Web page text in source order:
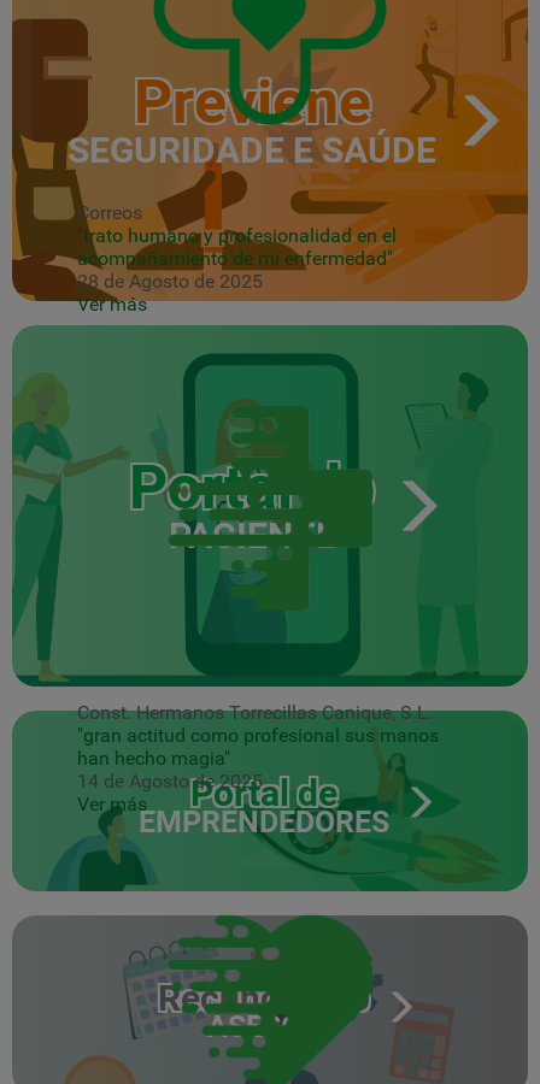
Correos
"trato humano y profesionalidad en el
acompañamiento de mi enfermedad"
28 de Agosto de 2025
Ver más
Const. Hermanos Torrecillas Canique, S.L.
"gran actitud como profesional sus manos
han hecho magia"
14 de Agosto de 2025
Ver más
Previene
SEGURIDADE E SAÚDE
Portal do
PACIENTE
Portal de
EMPRENDEDORES
Recuncho do
ASESOR